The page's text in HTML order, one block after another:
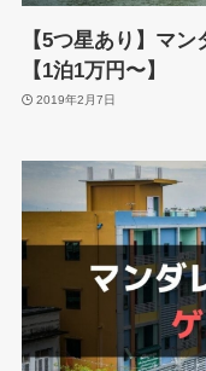
【5つ星あり】マ
【1泊1万円〜】
2019年2月7日